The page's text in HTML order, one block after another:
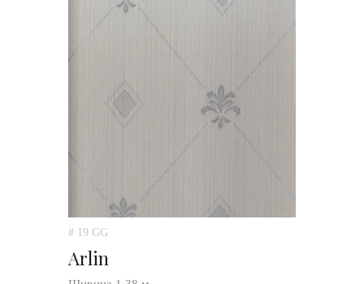
# 19 GG
Arlin